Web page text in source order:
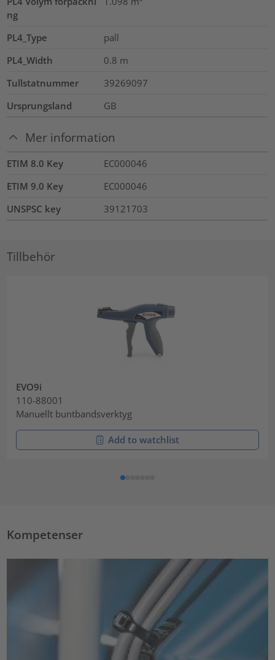
ng
PL4_Type
pall
PL4_Width
0.8 m
Tullstatnummer
39269097
Ursprungsland
GB
Mer information
ETIM 8.0 Key
EC000046
ETIM 9.0 Key
EC000046
UNSPSC key
39121703
Tillbehör
EVO9i
110-88001
Manuellt buntbandsverktyg
Add to watchlist
Kompetenser